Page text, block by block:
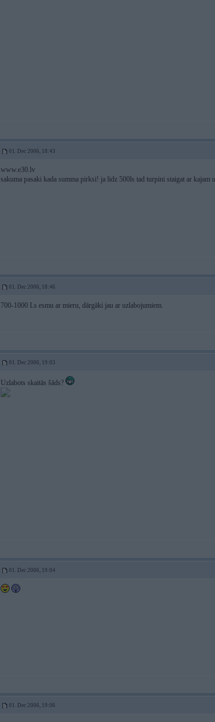
01. Dec 2006, 18:43
www.e30.lv
sakuma pasaki kada summa pirksi! ja lidz 500ls tad turpini staigat ar kajam
01. Dec 2006, 18:46
700-1000 Ls esmu ar mieru, dārgāki jau ar uzlabojumiem.
01. Dec 2006, 19:03
Uzlabots skaitās šāds?
01. Dec 2006, 19:04
01. Dec 2006, 19:06